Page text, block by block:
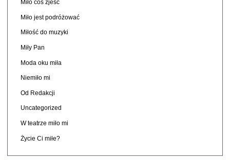
Miło coś zjeść
Miło jest podróżować
Miłość do muzyki
Miły Pan
Moda oku miła
Niemiło mi
Od Redakcji
Uncategorized
W teatrze miło mi
Życie Ci miłe?